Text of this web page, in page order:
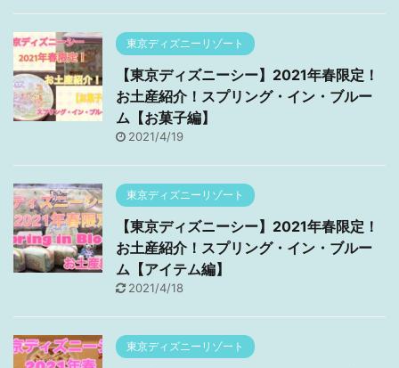
東京ディズニーリゾート
【東京ディズニーシー】2021年春限定！
お土産紹介！スプリング・イン・ブルー
ム【お菓子編】
2021/4/19
東京ディズニーリゾート
【東京ディズニーシー】2021年春限定！
お土産紹介！スプリング・イン・ブルー
ム【アイテム編】
2021/4/18
東京ディズニーリゾート